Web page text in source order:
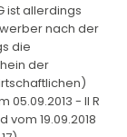
ist allerdings
nach der
die
der
- II R
vom 19.09.2018